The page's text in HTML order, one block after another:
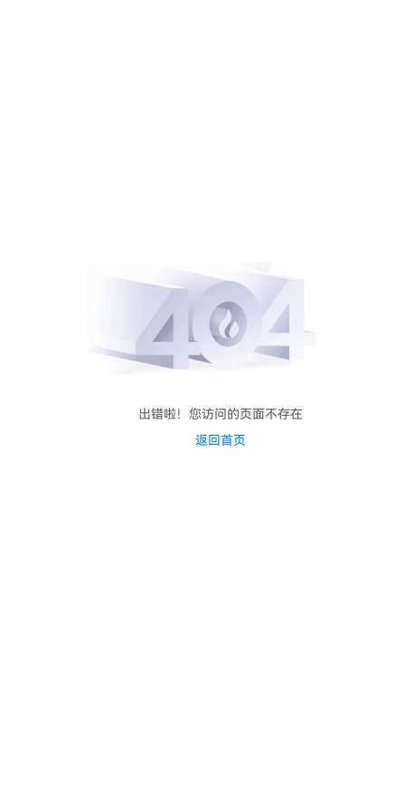
出错啦！您访问的页面不存在
返回首页